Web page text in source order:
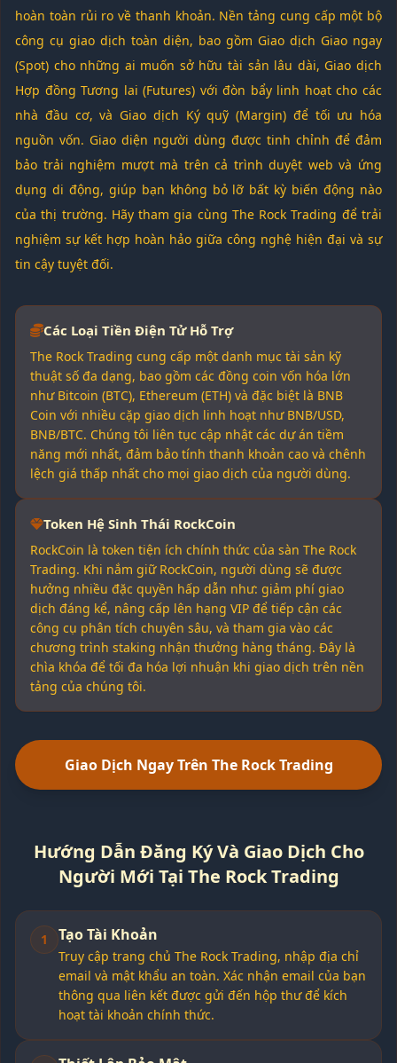
hoàn toàn rủi ro về thanh khoản. Nền tảng cung cấp một bộ
công cụ giao dịch toàn diện, bao gồm Giao dịch Giao ngay
(Spot) cho những ai muốn sở hữu tài sản lâu dài, Giao dịch
Hợp đồng Tương lai (Futures) với đòn bẩy linh hoạt cho các
nhà đầu cơ, và Giao dịch Ký quỹ (Margin) để tối ưu hóa
nguồn vốn. Giao diện người dùng được tinh chỉnh để đảm
bảo trải nghiệm mượt mà trên cả trình duyệt web và ứng
dụng di động, giúp bạn không bỏ lỡ bất kỳ biến động nào
của thị trường. Hãy tham gia cùng The Rock Trading để trải
nghiệm sự kết hợp hoàn hảo giữa công nghệ hiện đại và sự
tin cậy tuyệt đối.
Các Loại Tiền Điện Tử Hỗ Trợ
The Rock Trading cung cấp một danh mục tài sản kỹ
thuật số đa dạng, bao gồm các đồng coin vốn hóa lớn
như Bitcoin (BTC), Ethereum (ETH) và đặc biệt là BNB
Coin với nhiều cặp giao dịch linh hoạt như BNB/USD,
BNB/BTC. Chúng tôi liên tục cập nhật các dự án tiềm
năng mới nhất, đảm bảo tính thanh khoản cao và chênh
lệch giá thấp nhất cho mọi giao dịch của người dùng.
Token Hệ Sinh Thái RockCoin
RockCoin là token tiện ích chính thức của sàn The Rock
Trading. Khi nắm giữ RockCoin, người dùng sẽ được
hưởng nhiều đặc quyền hấp dẫn như: giảm phí giao
dịch đáng kể, nâng cấp lên hạng VIP để tiếp cận các
công cụ phân tích chuyên sâu, và tham gia vào các
chương trình staking nhận thưởng hàng tháng. Đây là
chìa khóa để tối đa hóa lợi nhuận khi giao dịch trên nền
tảng của chúng tôi.
Giao Dịch Ngay Trên The Rock Trading
Hướng Dẫn Đăng Ký Và Giao Dịch Cho
Người Mới Tại The Rock Trading
1 Tạo Tài Khoản
Truy cập trang chủ The Rock Trading, nhập địa chỉ
email và mật khẩu an toàn. Xác nhận email của bạn
thông qua liên kết được gửi đến hộp thư để kích
hoạt tài khoản chính thức.